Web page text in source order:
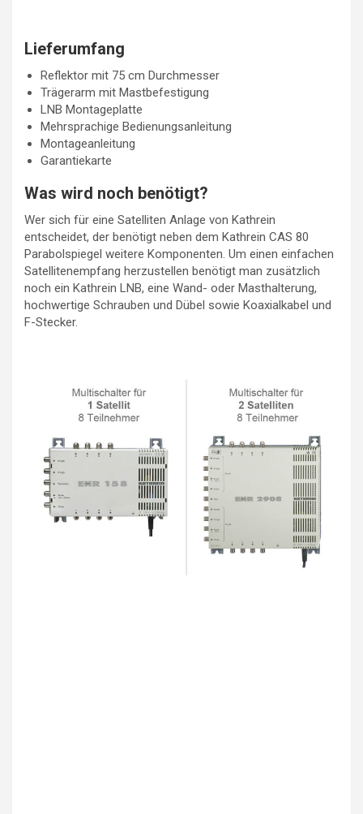
Lieferumfang
Reflektor mit 75 cm Durchmesser
Trägerarm mit Mastbefestigung
LNB Montageplatte
Mehrsprachige Bedienungsanleitung
Montageanleitung
Garantiekarte
Was wird noch benötigt?
Wer sich für eine Satelliten Anlage von Kathrein
entscheidet, der benötigt neben dem Kathrein CAS 80
Parabolspiegel weitere Komponenten. Um einen einfachen
Satellitenempfang herzustellen benötigt man zusätzlich
noch ein Kathrein LNB, eine Wand- oder Masthalterung,
hochwertige Schrauben und Dübel sowie Koaxialkabel und
F-Stecker.